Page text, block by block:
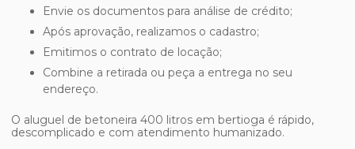
Envie os documentos para análise de crédito;
Após aprovação, realizamos o cadastro;
Emitimos o contrato de locação;
Combine a retirada ou peça a entrega no seu
endereço.
O aluguel de betoneira 400 litros em bertioga é rápido,
descomplicado e com atendimento humanizado.